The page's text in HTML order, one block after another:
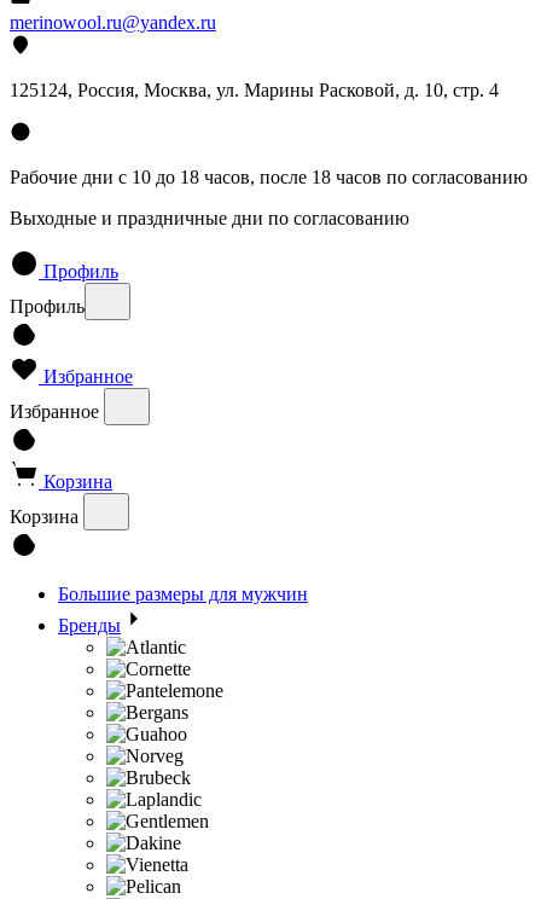
merinowool.ru@yandex.ru
125124, Россия, Москва, ул. Марины Расковой, д. 10, стр. 4
Рабочие дни с 10 до 18 часов, после 18 часов по согласованию
Выходные и праздничные дни по согласованию
Профиль
Профиль
Избранное
Избранное
Корзина
Корзина
Большие размеры для мужчин
Бренды